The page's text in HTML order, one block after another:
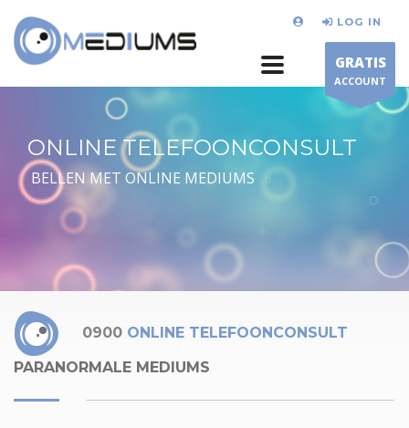
LOG IN
GRATIS
ACCOUNT
ONLINE TELEFOONCONSULT
BELLEN MET ONLINE MEDIUMS
0900 ONLINE TELEFOONCONSULT
PARANORMALE MEDIUMS